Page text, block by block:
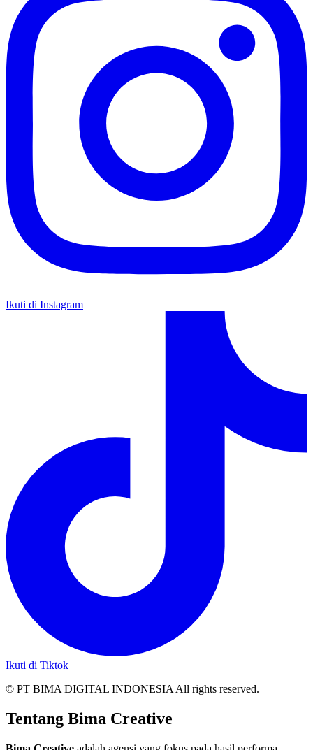
Ikuti di Instagram
Ikuti di Tiktok
© PT BIMA DIGITAL INDONESIA All rights reserved.
Tentang Bima Creative